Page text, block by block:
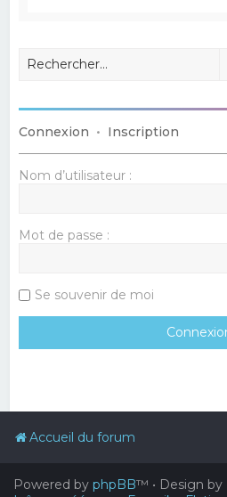
Connexion • Inscription
Nom d’utilisateur :
Mot de passe :
Se souvenir de moi
Accueil du forum
Powered by phpBB™ • Design by